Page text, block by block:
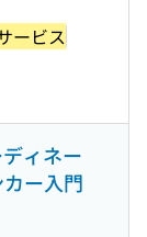
ービス
ィネー
ー入門